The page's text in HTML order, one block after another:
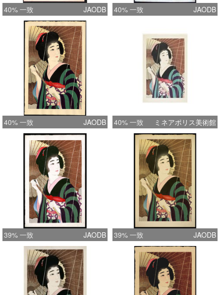
40% 一致 JAODB 40% 一致 JAODB
40% 一致 JAODB 40% 一致 ミネアポリス美術館
39% 一致 JAODB 39% 一致 JAODB